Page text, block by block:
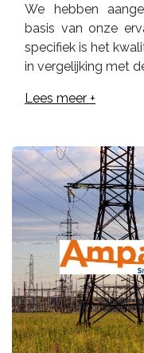
We hebben
basis van onze
specifiek is het
in vergelijking met
Lees meer +